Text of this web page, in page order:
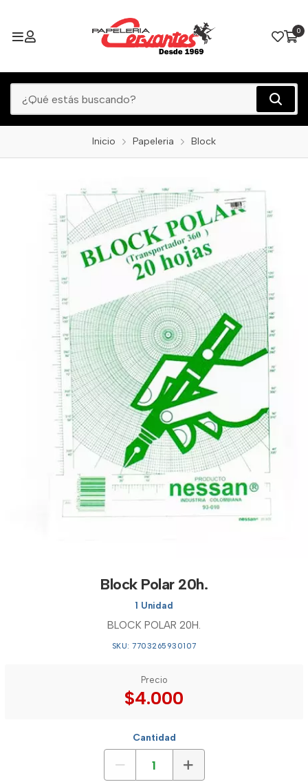
0
Inicio Papeleria Block
Block Polar 20h.
1 Unidad
BLOCK POLAR 20H.
SKU: 7703265930107
Precio
$4.000
Cantidad